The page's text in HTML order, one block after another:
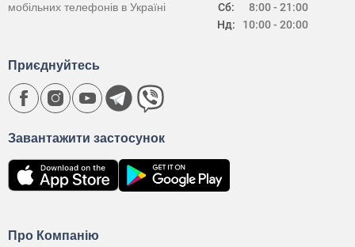
Сб:
Нд:
8:00 - 21:00
10:00 - 20:00
мобільних телефонів в Україні
Про Компанію
Завантажити застосунок
Приєднуйтесь